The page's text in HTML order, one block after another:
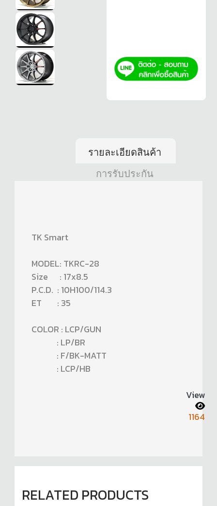
รายละเอียดสินค้า
การรับประกัน
TK Smart
MODEL: TKRC-28
Size : 17x8.5
P.C.D. : 10H100/114.3
ET : 35
COLOR : LCP/GUN
: LP/BR
: F/BK-MATT
: LCP/HB
View
1164
RELATED PRODUCTS